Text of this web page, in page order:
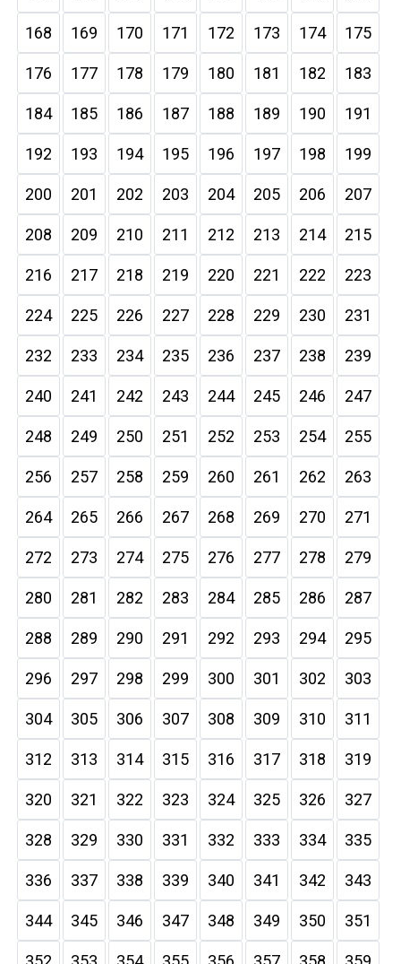
168 169 170 171 172 173 174 175
176 177 178 179 180 181 182 183
184 185 186 187 188 189 190 191
192 193 194 195 196 197 198 199
200 201 202 203 204 205 206 207
208 209 210 211 212 213 214 215
216 217 218 219 220 221 222 223
224 225 226 227 228 229 230 231
232 233 234 235 236 237 238 239
240 241 242 243 244 245 246 247
248 249 250 251 252 253 254 255
256 257 258 259 260 261 262 263
264 265 266 267 268 269 270 271
272 273 274 275 276 277 278 279
280 281 282 283 284 285 286 287
288 289 290 291 292 293 294 295
296 297 298 299 300 301 302 303
304 305 306 307 308 309 310 311
312 313 314 315 316 317 318 319
320 321 322 323 324 325 326 327
328 329 330 331 332 333 334 335
336 337 338 339 340 341 342 343
344 345 346 347 348 349 350 351